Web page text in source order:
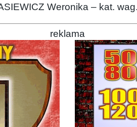
Weronika – kat.
reklama